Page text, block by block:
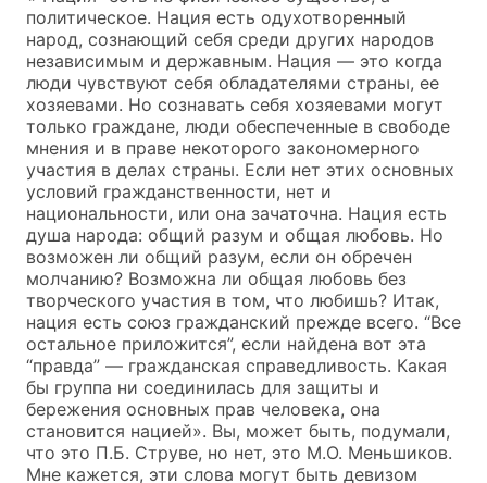
политическое. Нация есть одухотворенный
народ, сознающий себя среди других народов
независимым и державным. Нация — это когда
люди чувствуют себя обладателями страны, ее
хозяевами. Но сознавать себя хозяевами могут
только граждане, люди обеспеченные в свободе
мнения и в праве некоторого закономерного
участия в делах страны. Если нет этих основных
условий гражданственности, нет и
национальности, или она зачаточна. Нация есть
душа народа: общий разум и общая любовь. Но
возможен ли общий разум, если он обречен
молчанию? Возможна ли общая любовь без
творческого участия в том, что любишь? Итак,
нация есть союз гражданский прежде всего. “Все
остальное приложится”, если найдена вот эта
“правда” — гражданская справедливость. Какая
бы группа ни соединилась для защиты и
бережения основных прав человека, она
становится нацией». Вы, может быть, подумали,
что это П.Б. Струве, но нет, это М.О. Меньшиков.
Мне кажется, эти слова могут быть девизом